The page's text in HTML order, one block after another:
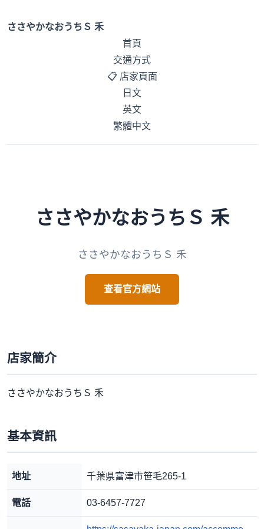
ささやかなおうちＳ 禾
首頁
交通方式
📋 店家頁面
日文
英文
繁體中文
ささやかなおうちＳ 禾
ささやかなおうちＳ 禾
查看官方網站
店家簡介
ささやかなおうちＳ 禾
基本資訊
地址 千葉県富津市笹毛265-1
電話 03-6457-7727